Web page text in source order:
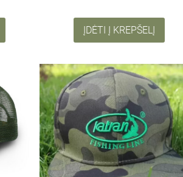
ĮDĖTI Į KREPŠELĮ